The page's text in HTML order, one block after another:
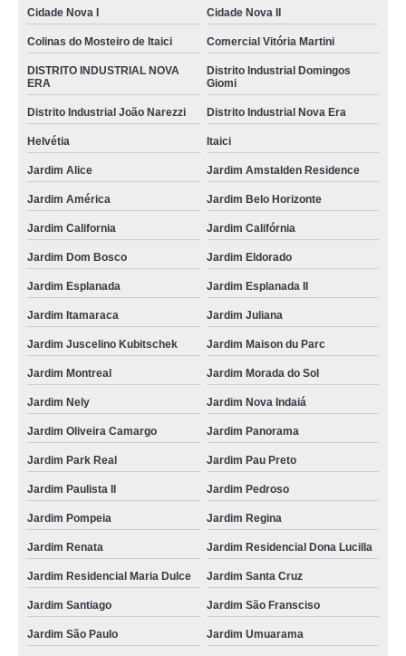
Cidade Nova I Cidade Nova II
Colinas do Mosteiro de Itaici Comercial Vitória Martini
DISTRITO INDUSTRIAL NOVA
ERA
Distrito Industrial Domingos
Giomi
Distrito Industrial João Narezzi Distrito Industrial Nova Era
Helvétia Itaici
Jardim Alice Jardim Amstalden Residence
Jardim América Jardim Belo Horizonte
Jardim California Jardim Califórnia
Jardim Dom Bosco Jardim Eldorado
Jardim Esplanada Jardim Esplanada II
Jardim Itamaraca Jardim Juliana
Jardim Juscelino Kubitschek Jardim Maison du Parc
Jardim Montreal Jardim Morada do Sol
Jardim Nely Jardim Nova Indaiá
Jardim Oliveira Camargo Jardim Panorama
Jardim Park Real Jardim Pau Preto
Jardim Paulista II Jardim Pedroso
Jardim Pompeia Jardim Regina
Jardim Renata Jardim Residencial Dona Lucilla
Jardim Residencial Maria Dulce Jardim Santa Cruz
Jardim Santiago Jardim São Fransciso
Jardim São Paulo Jardim Umuarama